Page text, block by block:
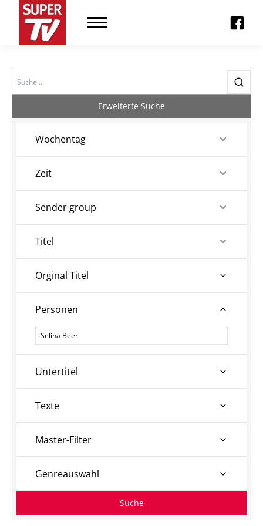
Search
Erweiterte Suche
Wochentag
Zeit
Sender group
Titel
Orginal Titel
Personen
Personen
Untertitel
Texte
Master-Filter
Genreauswahl
Suche